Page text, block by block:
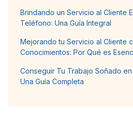
Brindando un Servicio al Cliente
Teléfono: Una Guía Integral
Mejorando tu Servicio al Cliente
Conocimientos: Por Qué es
Conseguir Tu Trabajo Soñado
Una Guía Completa